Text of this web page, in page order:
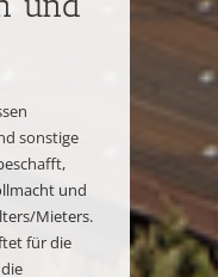
sonstige
und
Mieters.
für die